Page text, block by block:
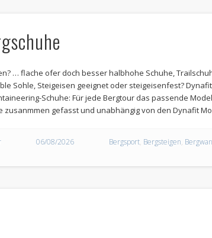
… flache ofer doch besser halbhohe Schuhe,
Sohle, Steigeisen geeignet oder steigeisenfest?
Schuhe: Für jede Bergtour das passende
zusanmmen gefasst und unabhängig von den Dynafit
06/08/2026 Bergsport, Bergsteigen,